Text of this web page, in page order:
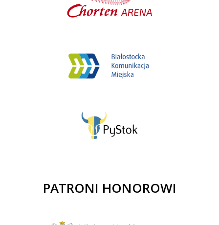
PATRONI HONOROWI